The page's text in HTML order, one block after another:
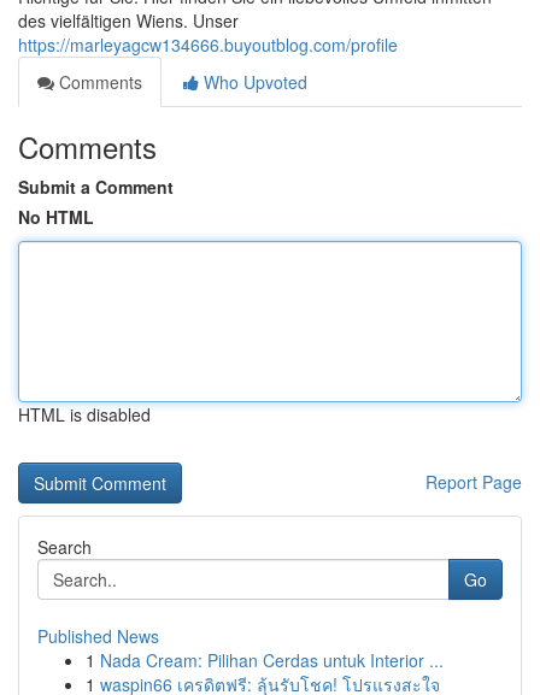
des vielfältigen Wiens. Unser
https://marleyagcw134666.buyoutblog.com/profile
Comments
Who Upvoted
Comments
Submit a Comment
No HTML
HTML is disabled
Report Page
Search
Go
Published News
1 Nada Cream: Pilihan Cerdas untuk Interior ...
1 waspin66 เครดิตฟรี: ลุ้นรับโชค! โปรแรงสะใจ